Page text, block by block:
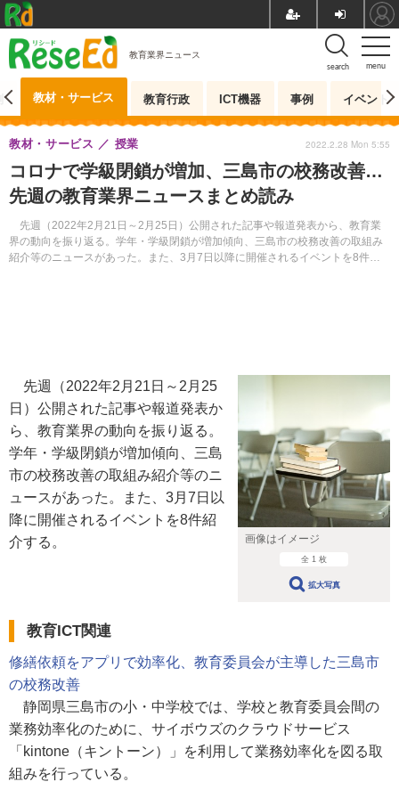
menu
search
教育業界ニュース
教材・サービス 教育行政 ICT機器 事例 イベント
コロナで学級閉鎖が増加、三島市の校務改善…
先週の教育業界ニュースまとめ読み
先週（2022年2月21日～2月25日）公開された記事や報道発表から、教育業
界の動向を振り返る。学年・学級閉鎖が増加傾向、三島市の校務改善の取組み
紹介等のニュースがあった。また、3月7日以降に開催されるイベントを8件紹
教材・サービス 授業 2022.2.28 Mon 5:55
画像はイメージ
全 1 枚
拡大写真
先週（2022年2月21日～2月25
日）公開された記事や報道発表か
ら、教育業界の動向を振り返る。
学年・学級閉鎖が増加傾向、三島
市の校務改善の取組み紹介等のニ
ュースがあった。また、3月7日以
降に開催されるイベントを8件紹
介する。
教育ICT関連
修繕依頼をアプリで効率化、教育委員会が主導した三島市
の校務改善
静岡県三島市の小・中学校では、学校と教育委員会間の
業務効率化のために、サイボウズのクラウドサービス
「kintone（キントーン）」を利用して業務効率化を図る取
組みを行っている。